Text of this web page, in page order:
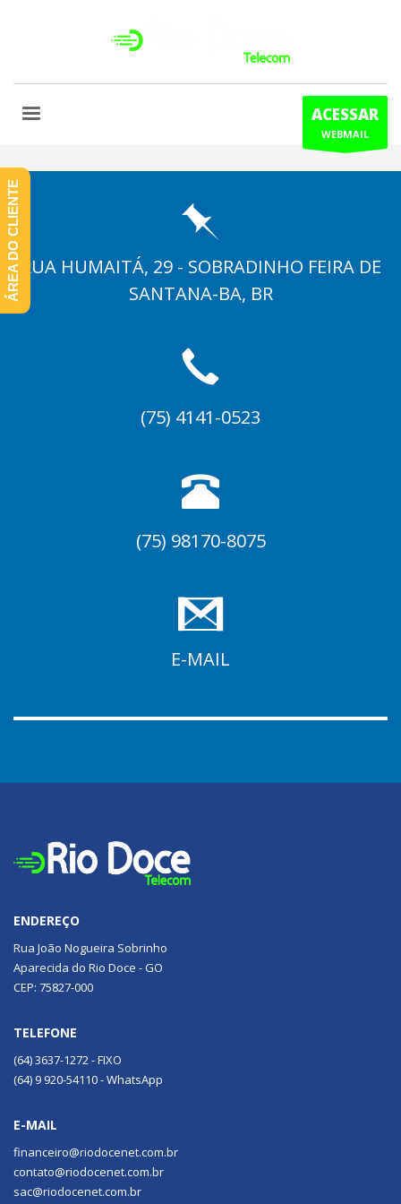
ACESSAR
WEBMAIL
RUA HUMAITÁ, 29 - SOBRADINHO FEIRA DE
SANTANA-BA, BR
(75) 4141-0523
(75) 98170-8075
E-MAIL
ENDEREÇO
Rua João Nogueira Sobrinho
Aparecida do Rio Doce - GO
CEP: 75827-000
TELEFONE
(64) 3637-1272 - FIXO
(64) 9 920-54110 - WhatsApp
E-MAIL
financeiro@riodocenet.com.br
contato@riodocenet.com.br
sac@riodocenet.com.br
ÁREA DO CLIENTE